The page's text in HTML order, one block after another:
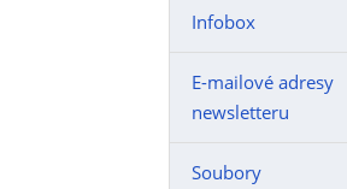
Infobox
E-mailové adresy
newsletteru
Soubory